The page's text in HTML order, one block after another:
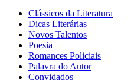
Clássicos da Literatura
Dicas Literárias
Novos Talentos
Poesia
Romances Policiais
Palavra do Autor
Convidados